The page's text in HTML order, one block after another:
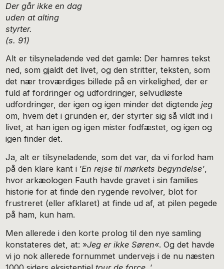
Der går ikke en dag
uden at alting
styrter.
(s. 91)
Alt er tilsyneladende ved det gamle: Der hamres tekst
ned, som gjaldt det livet, og den stritter, teksten, som
det nær troværdiges billede på en virkelighed, der er
fuld af fordringer og udfordringer, selvudløste
udfordringer, der igen og igen minder det digtendejeg
om, hvem det i grunden er, der styrter sig så vildt ind i
livet, at han igen og igen mister fodfæstet, og igen og
igen finder det.
Ja, alt er tilsyneladende, som det var, da vi forlod ham
på den klare kant i ’En rejse til mørkets begyndelse’,
hvor arkæologen Fauth havde gravet i sin families
historie for at finde den rygende revolver, blot for
frustreret (eller afklaret) at finde ud af, at pilen pegede
på ham, kun ham.
Men allerede i den korte prolog til den nye samling
konstateres det, at: »Jeg er ikke Søren«. Og det havde
vi jo nok allerede fornummet undervejs i de nu næsten